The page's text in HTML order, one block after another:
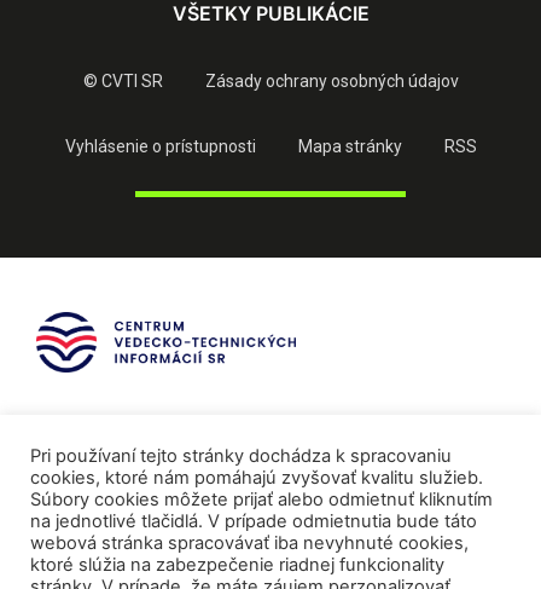
VŠETKY PUBLIKÁCIE
© CVTI SR Zásady ochrany osobných údajov
Vyhlásenie o prístupnosti Mapa stránky RSS
Pri používaní tejto stránky dochádza k spracovaniu
cookies, ktoré nám pomáhajú zvyšovať kvalitu služieb.
Súbory cookies môžete prijať alebo odmietnuť kliknutím
na jednotlivé tlačidlá. V prípade odmietnutia bude táto
webová stránka spracovávať iba nevyhnuté cookies,
ktoré slúžia na zabezpečenie riadnej funkcionality